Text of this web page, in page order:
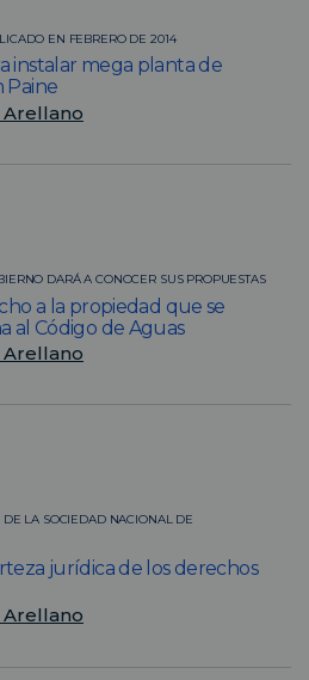
EN FEBRERO DE 2014
instalar mega planta de
Paine
DARÁ A CONOCER SUS PROPUESTAS
a la propiedad que se
al Código de Aguas
DE LA SOCIEDAD NACIONAL DE
jurídica de los derechos